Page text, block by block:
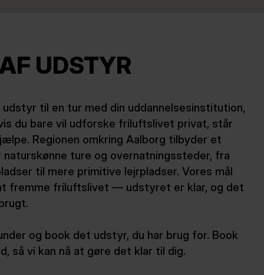
UDSTYR
udstyr til en tur med din uddannelsesinstitution,
du bare vil udforske friluftslivet privat, står
Regionen omkring Aalborg tilbyder et
ture og overnatningssteder, fra
til mere primitive lejrpladser. Vores mål
fremme friluftslivet — udstyret er klar, og det
og book det udstyr, du har brug for. Book
så vi kan nå at gøre det klar til dig.